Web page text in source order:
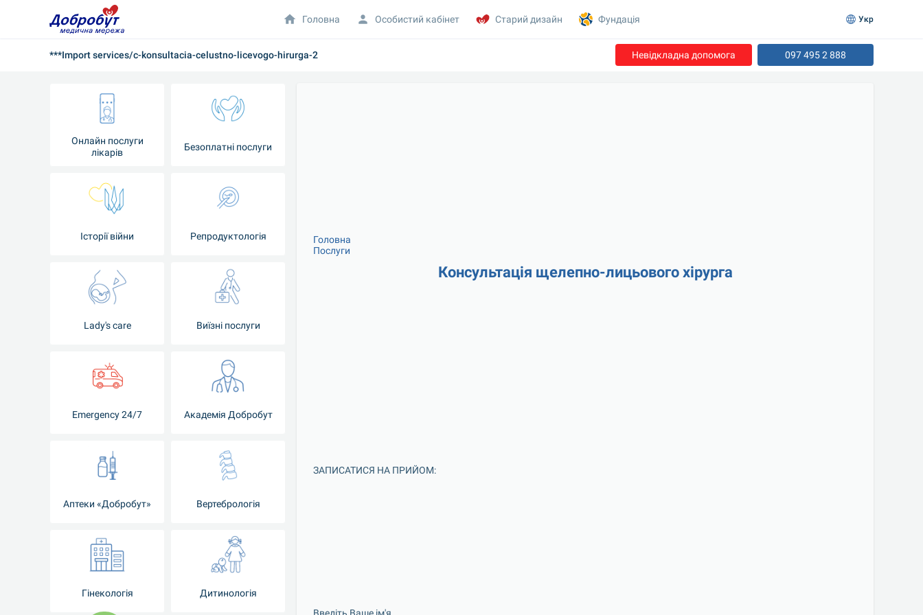
***Import services/c-konsultacia-celustno-licevogo-hirurga-2 Невідкладна допомога 097 495 2 888
Онлайн послуги
лікарів
Безоплатні послуги
Історії війни Репродуктологія
Lady's care Виїзні послуги
Emergency 24/7 Академія Добробут
Аптеки «Добробут» Вертебрологія
Гінекологія Дитинологія
Головна
Послуги
Консультація щелепно-лицьового хірурга
ЗАПИСАТИСЯ НА ПРИЙОМ:
Головна Особистий кабінет Старий дизайн Фундація Укр